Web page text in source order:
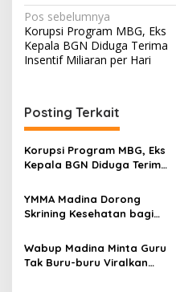
Navigasi
pos
Pos sebelumnya
Korupsi Program MBG, Eks
Kepala BGN Diduga Terima
Insentif Miliaran per Hari
Posting Terkait
Korupsi Program MBG, Eks
Kepala BGN Diduga Terima
YMMA Madina Dorong
Skrining Kesehatan bagi
Bergizi
Wabup Madina Minta Guru
Tak Buru-buru Viralkan